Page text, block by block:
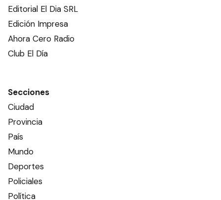
Editorial El Dia SRL
Edición Impresa
Ahora Cero Radio
Club El Día
Secciones
Ciudad
Provincia
País
Mundo
Deportes
Policiales
Política